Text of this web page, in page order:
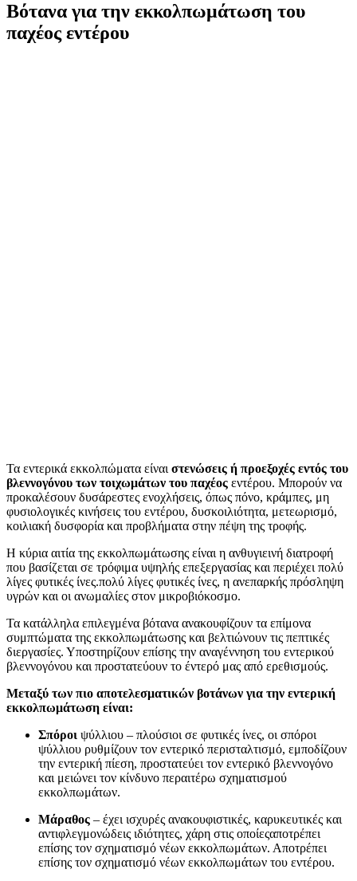
Βότανα για την εκκολπωμάτωση του
παχέος εντέρου
Τα εντερικά εκκολπώματα είναι στενώσεις ή προεξοχές εντός του
βλεννογόνου των τοιχωμάτων του παχέος εντέρου. Μπορούν να
προκαλέσουν δυσάρεστες ενοχλήσεις, όπως πόνο, κράμπες, μη
φυσιολογικές κινήσεις του εντέρου, δυσκοιλιότητα, μετεωρισμό,
κοιλιακή δυσφορία και προβλήματα στην πέψη της τροφής.
Η κύρια αιτία της εκκολπωμάτωσης είναι η ανθυγιεινή διατροφή
που βασίζεται σε τρόφιμα υψηλής επεξεργασίας και περιέχει πολύ
λίγες φυτικές ίνες.πολύ λίγες φυτικές ίνες, η ανεπαρκής πρόσληψη
υγρών και οι ανωμαλίες στον μικροβιόκοσμο.
Τα κατάλληλα επιλεγμένα βότανα ανακουφίζουν τα επίμονα
συμπτώματα της εκκολπωμάτωσης και βελτιώνουν τις πεπτικές
διεργασίες. Υποστηρίζουν επίσης την αναγέννηση του εντερικού
βλεννογόνου και προστατεύουν το έντερό μας από ερεθισμούς.
Μεταξύ των πιο αποτελεσματικών βοτάνων για την εντερική
εκκολπωμάτωση είναι:
Σπόροι ψύλλιου – πλούσιοι σε φυτικές ίνες, οι σπόροι
ψύλλιου ρυθμίζουν τον εντερικό περισταλτισμό, εμποδίζουν
την εντερική πίεση, προστατεύει τον εντερικό βλεννογόνο
και μειώνει τον κίνδυνο περαιτέρω σχηματισμού
εκκολπωμάτων.
Μάραθος – έχει ισχυρές ανακουφιστικές, καρυκευτικές και
αντιφλεγμονώδεις ιδιότητες, χάρη στις οποίεςαποτρέπει
επίσης τον σχηματισμό νέων εκκολπωμάτων. Αποτρέπει
επίσης τον σχηματισμό νέων εκκολπωμάτων του εντέρου.